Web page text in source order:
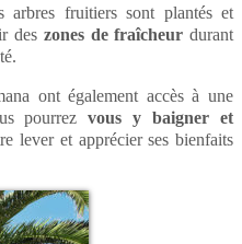
arbres fruitiers sont plantés et
des zones de fraîcheur durant
ont également accès à une
pourrezvous y baigner et
lever et apprécier ses bienfaits